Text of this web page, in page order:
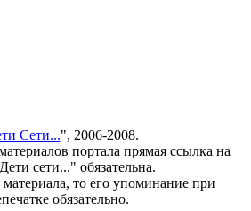
Сети...", 2006-2008.
портала прямая ссылка на
сети..." обязательна.
материала, то его упоминание при
обязательно.